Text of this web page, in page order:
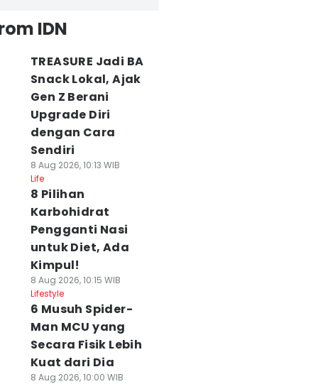
IDN
TREASURE Jadi BA
Snack Lokal, Ajak
Gen Z Berani
Upgrade Diri
dengan Cara
Sendiri
8 Aug 2026, 10:13 WIB
Life
8 Pilihan
Karbohidrat
Pengganti Nasi
untuk Diet, Ada
Kimpul!
8 Aug 2026, 10:15 WIB
Lifestyle
6 Musuh Spider-
Man MCU yang
Secara Fisik Lebih
Kuat dari Dia
8 Aug 2026, 10:00 WIB